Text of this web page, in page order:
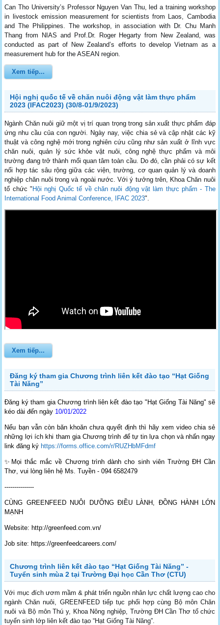
Can Tho University’s Professor Nguyen Van Thu, led a training workshop
in livestock emission measurement for scientists from Laos, Cambodia
and The Philippines. The workshop, in association with Dr. Chu Manh
Thang from NIAS and Prof.Dr. Roger Hegarty from New Zealand, was
conducted as part of New Zealand’s efforts to develop Vietnam as a
measurement hub for the ASEAN region.
Xem tiếp...
Hội nghị quốc tế về chăn nuôi động vật làm thực phẩm
2023 (IFAC2023) (30/8-01/9/2023)
Ngành Chăn nuôi giữ một vị trí quan trọng trong sản xuất thực phẩm đáp
ứng nhu cầu của con người. Ngày nay, việc chia sẻ và cập nhật các kỹ
thuật và công nghệ mới trong nghiên cứu cũng như sản xuất ở lĩnh vực
chăn nuôi, quản lý sức khỏe vật nuôi, công nghệ thực phẩm và môi
trường đang trở thành mối quan tâm toàn cầu. Do đó, cần phải có sự kết
nối hợp tác sâu rộng giữa các viện, trường, cơ quan quản lý và doanh
nghiệp chăn nuôi trong và ngoài nước. Với ý tưởng trên, Khoa Chăn nuôi
tổ chức "Hội nghị Quốc tế về chăn nuôi động vật làm thực phẩm - The
International Food Animal Conference, IFAC 2023".
Xem tiếp...
Đăng ký tham gia Chương trình liên kết đào tạo “Hạt Giống
Tài Năng”
Đăng ký tham gia Chương trình liên kết đào tạo "Hạt Giống Tài Năng" sẽ
kéo dài đến ngày 10/01/2022
Nếu bạn vẫn còn băn khoăn chưa quyết định thì hãy xem video chia sẻ
những lợi ích khi tham gia Chương trình để tự tin lựa chọn và nhấn ngay
link đăng ký https://forms.office.com/r/RUZHbMFdmf
✨Mọi thắc mắc về Chương trình dành cho sinh viên Trường ĐH Cần
Thơ, vui lòng liên hệ Ms. Tuyền -094 6582479
---------------
CÙNG GREENFEED NUÔI DƯỠNG ĐIỀU LÀNH, ĐỒNG HÀNH LỚN
MẠNH
Website: http://greenfeed.com.vn/
Job site: https://greenfeedcareers.com/
Chương trình liên kết đào tạo “Hạt Giống Tài Năng” -
Tuyển sinh mùa 2 tại Trường Đại học Cần Thơ (CTU)
Với mục đích ươm mầm & phát triển nguồn nhân lực chất lượng cao cho
ngành Chăn nuôi, GREENFEED tiếp tục phối hợp cùng Bộ môn Chăn
nuôi và Bộ môn Thú y, Khoa Nông nghiệp, Trường ĐH Cần Thơ tổ chức
tuyển sinh lớp liên kết đào tạo “Hạt Giống Tài Năng”.